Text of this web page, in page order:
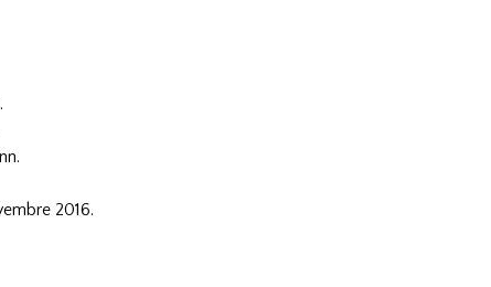
2016.